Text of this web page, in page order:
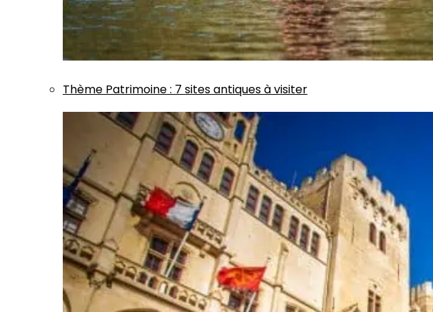
Thème Patrimoine: 7 sites antiques à visiter